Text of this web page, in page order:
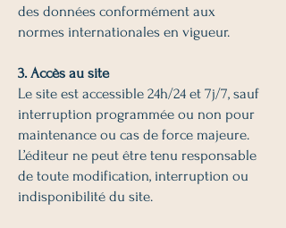
des données conformément aux
normes internationales en vigueur.
3. Accès au site
Le site est accessible 24h/24 et 7j/7, sauf
interruption programmée ou non pour
maintenance ou cas de force majeure.
L’éditeur ne peut être tenu responsable
de toute modification, interruption ou
indisponibilité du site.